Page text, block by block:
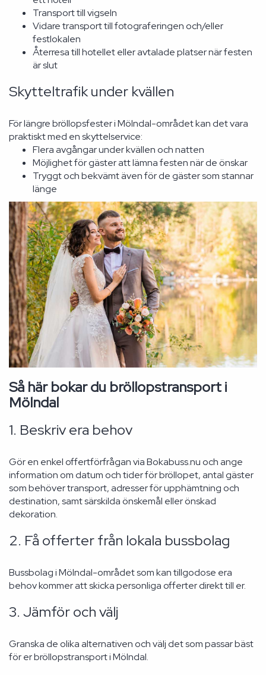
Transport till vigseln
Vidare transport till fotograferingen och/eller
festlokalen
Återresa till hotellet eller avtalade platser när festen
är slut
Skytteltrafik under kvällen
För längre bröllopsfester i Mölndal-området kan det vara
praktiskt med en skyttelservice:
Flera avgångar under kvällen och natten
Möjlighet för gäster att lämna festen när de önskar
Tryggt och bekvämt även för de gäster som stannar
länge
Så här bokar du bröllopstransport i
Mölndal
1. Beskriv era behov
Gör en enkel offertförfrågan via Bokabuss.nu och ange
information om datum och tider för bröllopet, antal gäster
som behöver transport, adresser för upphämtning och
destination, samt särskilda önskemål eller önskad
dekoration.
2. Få offerter från lokala bussbolag
Bussbolag i Mölndal-området som kan tillgodose era
behov kommer att skicka personliga offerter direkt till er.
3. Jämför och välj
Granska de olika alternativen och välj det som passar bäst
för er bröllopstransport i Mölndal.